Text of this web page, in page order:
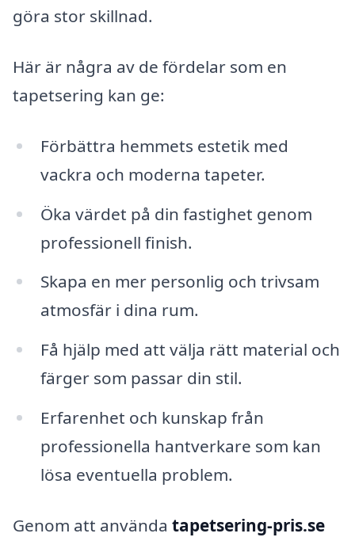
göra stor skillnad.
Här är några av de fördelar som en
tapetsering kan ge:
Förbättra hemmets estetik med
vackra och moderna tapeter.
Öka värdet på din fastighet genom
professionell finish.
Skapa en mer personlig och trivsam
atmosfär i dina rum.
Få hjälp med att välja rätt material och
färger som passar din stil.
Erfarenhet och kunskap från
professionella hantverkare som kan
lösa eventuella problem.
Genom att använda tapetsering-pris.se